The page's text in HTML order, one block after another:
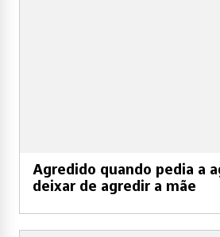
Agredido quando pedia a
deixar de agredir a mãe